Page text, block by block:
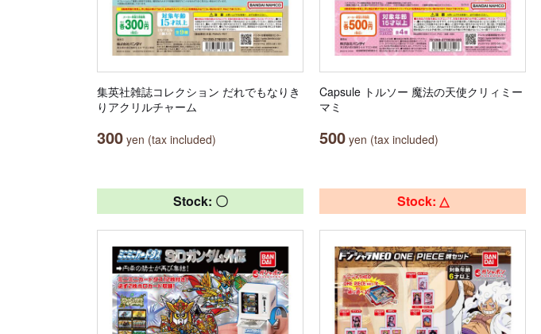
集英社雑誌コレクション だれでもなりき
りアクリルチャーム
300 yen (tax included)
Capsule トルソー 魔法の天使クリィミー
マミ
500 yen (tax included)
Stock: 〇 Stock: △